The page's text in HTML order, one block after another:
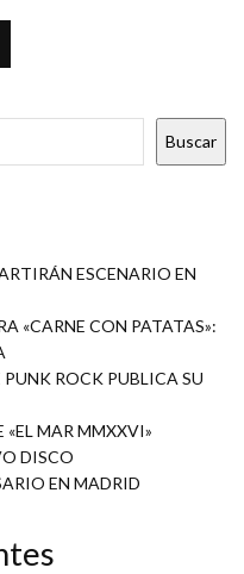
Buscar
ESCENARIO EN
«CARNE CON PATATAS»:
ROCK PUBLICA SU
MAR MMXXVI»
DISCO
EN MADRID